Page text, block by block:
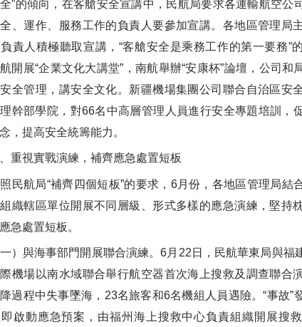
”的傾向，在客艙安全宣講中，民航局要求各運輸航空公
、運作、服務工作的負責人要參加宣講。各地區管理局
責人積極聽取宣講，“客艙安全是乘務工作的第一要務”
開展“企業文化大講堂”，南航舉辦“安康杯”論壇，公司和
全管理，講安全文化。新疆機場集團公司聯合自治區安
幹部學院，對66名中高層管理人員進行安全專題培訓，
，提高安全統籌能力。
視實戰演練，補齊應急處置短板
航局“補齊四個短板”的要求，6月份，各地區管理局結
織轄區單位開展不同層級、形式多樣的應急演練，堅持
急處置短板。
與海事部門開展聯合演練。6月22日，民航華東局與福
機場以南水域聯合舉行航空器首次海上搜救及調查聯合
過程中失事墜海，23名旅客和6名機組人員遇險。“事故”
啟動應急預案，由福州海上搜救中心負責組織開展搜